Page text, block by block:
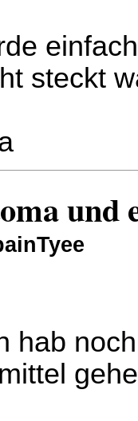
steckt
und
hab